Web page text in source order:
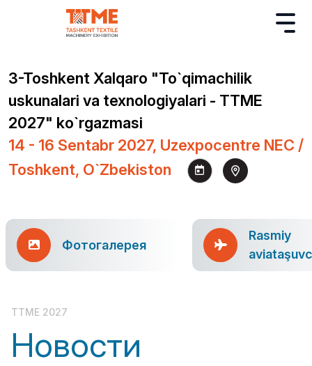
3-Toshkent Xalqaro "To`qimachilik
uskunalari va texnologiyalari - TTME
2027" ko`rgazmasi
14 - 16 Sentabr 2027, Uzexpocentre NEC /
Toshkent, O`zbekiston
Фотогалерея
Rasmiy
TTME 2027
Новости